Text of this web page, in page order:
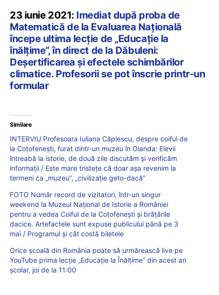
23 iunie 2021: Imediat după proba de
Matematică de la Evaluarea Națională
începe ultima lecție de „Educație la
înălțime”, în direct de la Dăbuleni:
Deșertificarea și efectele schimbărilor
climatice. Profesorii se pot înscrie printr-un
formular
Similare
INTERVIU Profesoara Iuliana Căplescu, despre coiful de
la Coțofenești, furat dintr-un muzeu în Olanda: Elevii
întreabă la istorie, de două zile discutăm și verificăm
informații / Este mare tristețe că doar așa revenim la
termeni ca „muzeu”, „civilizație geto-dacă”
FOTO Număr record de vizitatori, într-un singur
weekend la Muzeul Național de Istorie a României
pentru a vedea Coiful de la Coțofenești și brățările
dacice. Artefactele sunt expuse publicului până pe 3
mai / Programul și cât costă biletele
Orice școală din România poate să urmărească live pe
YouTube prima lecție „Educație la Înălțime” din acest an
școlar, joi de la 11:00